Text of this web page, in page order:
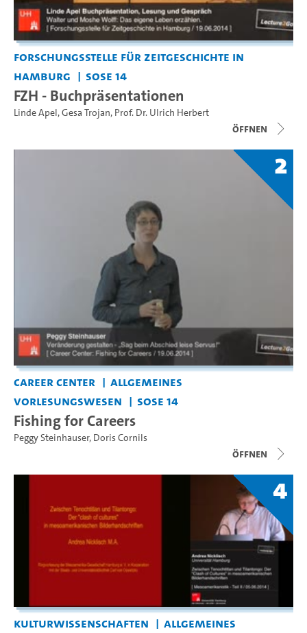
Forschungsstelle für Zeitgeschichte in
Hamburg
SoSe 14
FZH - Buchpräsentationen
Linde Apel,Gesa Trojan, Prof. Dr. Ulrich Herbert
Öffnen
2
Career Center
Allgemeines
Vorlesungswesen
SoSe 14
Fishing for Careers
Peggy Steinhauser, Doris Cornils
Öffnen
4
Kulturwissenschaften
Allgemeines